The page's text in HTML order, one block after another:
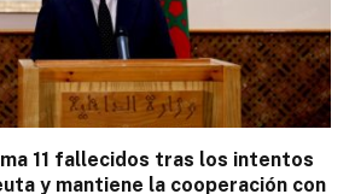
11 fallecidos tras los intentos
y mantiene la cooperación con